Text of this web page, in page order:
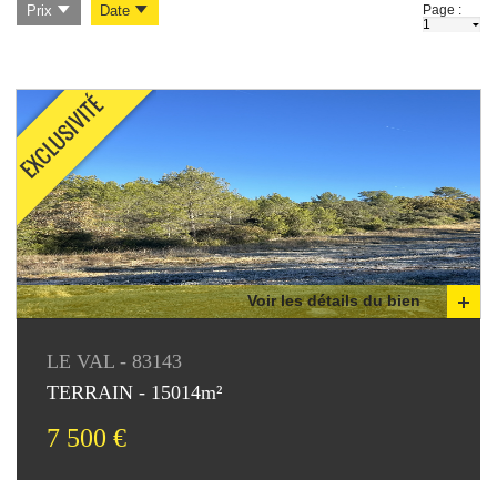
Prix Date Page :
Voir les détails du bien
LE VAL - 83143
TERRAIN - 15014m²
7 500 €